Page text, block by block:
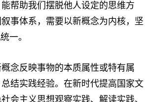
帮助我们摆脱他人设定的思维方
事体系，需要以新概念为内核，坚
一。
念反映事物的本质属性或特有属
结实践经验。在新时代提高国家文
会主义思想观察实践、解读实践、